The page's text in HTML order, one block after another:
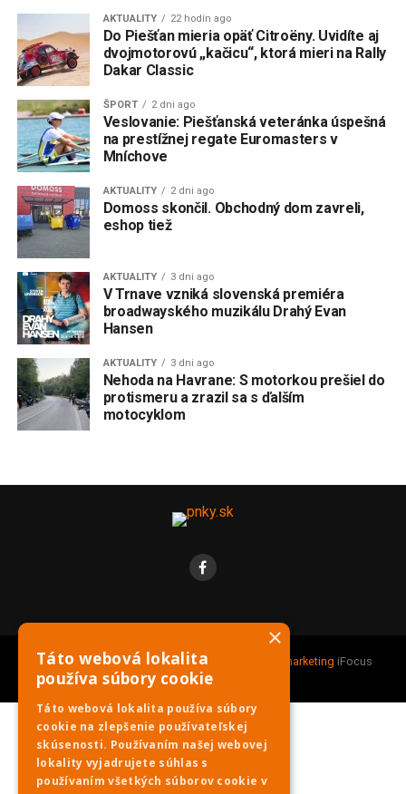
AKTUALITY 22 hodín ago
Do Piešťan mieria opäť Citroëny. Uvidíte aj
dvojmotorovú „kačicu“, ktorá mieri na Rally
Dakar Classic
ŠPORT 2 dni ago
Veslovanie: Piešťanská veteránka úspešná
na prestížnej regate Euromasters v
Mníchove
AKTUALITY 2 dni ago
Domoss skončil. Obchodný dom zavreli,
eshop tiež
AKTUALITY 3 dni ago
V Trnave vzniká slovenská premiéra
broadwayského muzikálu Drahý Evan
Hansen
AKTUALITY 3 dni ago
Nehoda na Havrane: S motorkou prešiel do
protismeru a zrazil sa s ďalším
motocyklom
Copyright © 2021 PNky.sk |Webdesign Online marketing iFocus
digitálna reklamná agentúra.
×
Táto webová lokalita
používa súbory cookie
Táto webová lokalita používa súbory
cookie na zlepšenie používateľskej
skúsenosti. Používaním našej webovej
lokality vyjadrujete súhlas s
používaním všetkých súborov cookie v